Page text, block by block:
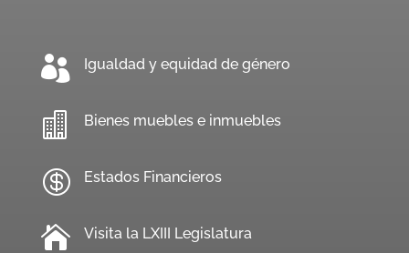
 Igualdad y equidad de género
 Bienes muebles e inmuebles
 Estados Financieros
 Visita la LXIII Legislatura